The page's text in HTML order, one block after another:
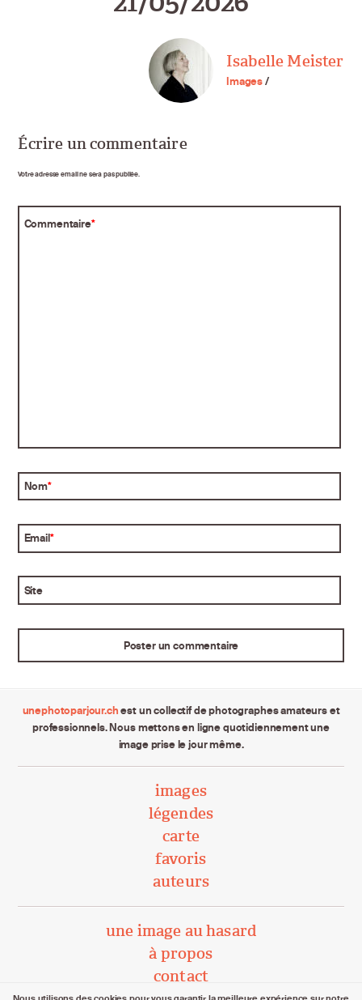
Isabelle Meister
Images/
Écrire un commentaire
Votre adresse email ne sera pas publiée.
Commentaire*
Nom*
Email*
Site
unephotoparjour.chest un collectif de photographes amateurs et
professionnels. Nous mettons en ligne quotidiennement une
image prise le jour même.
images
légendes
carte
favoris
auteurs
une image au hasard
à propos
contact